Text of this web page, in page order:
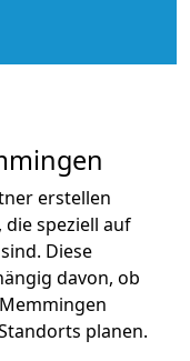
erstellen
speziell auf
Diese
davon, ob
planen.